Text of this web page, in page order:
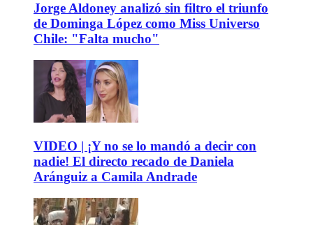
Jorge Aldoney analizó sin filtro el triunfo
de Dominga López como Miss Universo
Chile: "Falta mucho"
VIDEO | ¡Y no se lo mandó a decir con
nadie! El directo recado de Daniela
Aránguiz a Camila Andrade